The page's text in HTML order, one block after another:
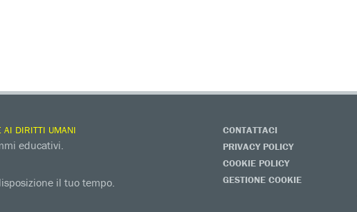
AI DIRITTI UMANI
educativi.
il tuo tempo.
CONTATTACI
PRIVACY POLICY
COOKIE POLICY
GESTIONE COOKIE